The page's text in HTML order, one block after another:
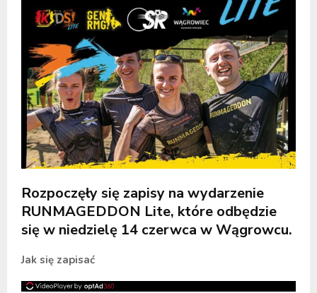
Rozpoczęły się zapisy na wydarzenie
RUNMAGEDDON Lite, które odbędzie
się w niedzielę 14 czerwca w Wągrowcu.
Jak się zapisać